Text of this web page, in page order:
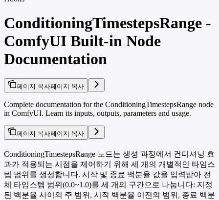
ConditioningTimestepsRange -
ComfyUI Built-in Node
Documentation
페이지 복사페이지 복사
Complete documentation for the ConditioningTimestepsRange node
in ComfyUI. Learn its inputs, outputs, parameters and usage.
페이지 복사페이지 복사
ConditioningTimestepsRange 노드는 생성 과정에서 컨디셔닝 효
과가 적용되는 시점을 제어하기 위해 세 개의 개별적인 타임스
텝 범위를 생성합니다. 시작 및 종료 백분율 값을 입력받아 전
체 타임스텝 범위(0.0~1.0)를 세 개의 구간으로 나눕니다: 지정
된 백분율 사이의 주 범위, 시작 백분율 이전의 범위, 종료 백분